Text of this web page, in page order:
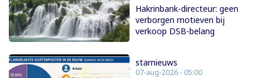
Hakrinbank-directeur: geen
verborgen motieven bij
verkoop DSB-belang
starnieuws
07-aug-2026 - 05:00